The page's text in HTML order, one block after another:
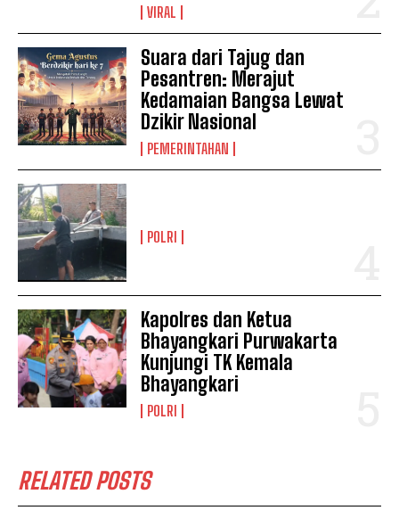
VIRAL
Suara dari Tajug dan
Pesantren: Merajut
Kedamaian Bangsa Lewat
Dzikir Nasional
PEMERINTAHAN
POLRI
Kapolres dan Ketua
Bhayangkari Purwakarta
Kunjungi TK Kemala
Bhayangkari
POLRI
RELATED POSTS